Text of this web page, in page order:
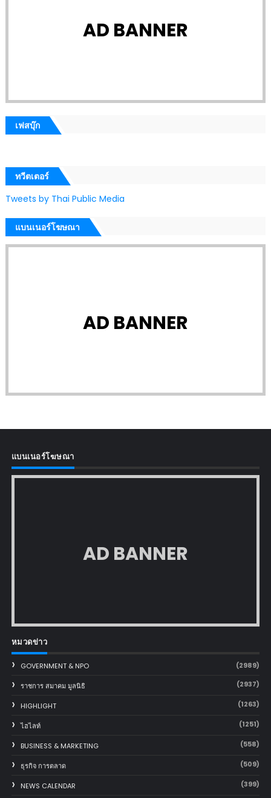
AD BANNER
เฟสบุ๊ก
ทวีตเตอร์
Tweets by Thai Public Media
แบนเนอร์โฆษณา
AD BANNER
แบนเนอร์โฆษณา
AD BANNER
หมวดข่าว
GOVERNMENT & NPO (2989)
ราชการ สมาคม มูลนิธิ (2937)
HIGHLIGHT (1263)
ไฮไลท์ (1251)
BUSINESS & MARKETING (558)
ธุรกิจ การตลาด (509)
NEWS CALENDAR (399)